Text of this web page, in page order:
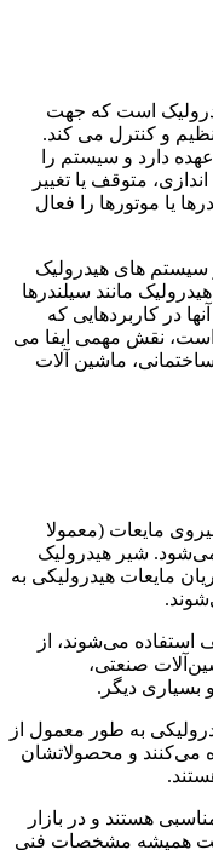
است که جهت
و کنترل می کند.
دارد و سیستم را
متوقف یا تغییر
یا موتورها را فعال
سیستم های هیدرولیک
مانند سیلندرها
در کاربردهایی که
نقش مهمی ایفا می
ماشین آلات
مایعات (معمولا
می‌شود. شیر هیدرولیک
مایعات هیدرولیکی به
استفاده می‌شوند، از
صنعتی،
بسیاری دیگر.
به طور معمول از
می‌کنند و محصولاتشان
هستند و در بازار
است همیشه مشخصات فنی